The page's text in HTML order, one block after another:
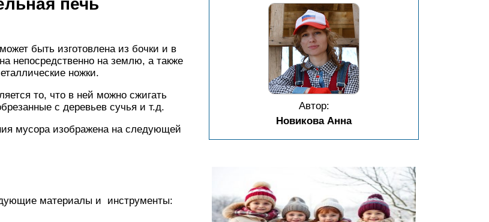
печь
быть изготовлена из бочки и в
непосредственно на землю, а также
ножки.
то, что в ней можно сжигать
с деревьев сучья и т.д.
мусора изображена на следующей
материалы и инструменты:
Автор:
Новикова Анна